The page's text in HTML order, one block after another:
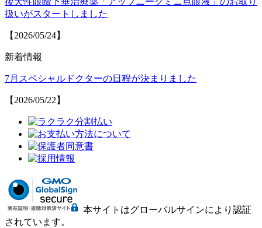
扱いがスタートしました
【2026/05/24】
新着情報
7月スペシャルドクターの日程が決まりました
【2026/05/22】
本サイトはグローバルサインにより認証
されています。